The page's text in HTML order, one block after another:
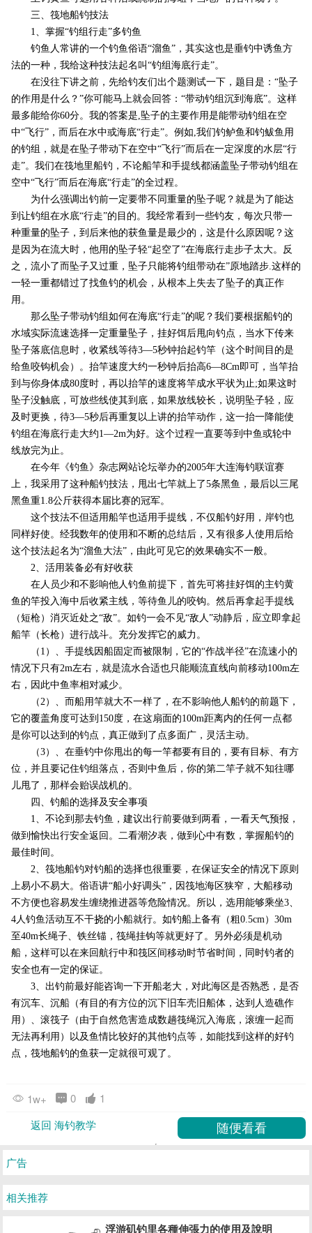
三、筏地船钓技法
1、掌握“钓组行走”多钓鱼
钓鱼人常讲的一个钓鱼俗语“溜鱼”，其实这也是垂钓中诱鱼方
法的一种，我给这种技法起名叫“钓组海底行走”。
在没往下讲之前，先给钓友们出个题测试一下，题目是：“坠子
的作用是什么？”你可能马上就会回答：“带动钓组沉到海底”。这样
最多能给你60分。我的答案是,坠子的主要作用是能带动钓组在空
中“飞行”，而后在水中或海底“行走”。例如,我们钓鲈鱼和钓鲅鱼用
的钓组，就是在坠子带动下在空中“飞行”而后在一定深度的水层“行
走”。我们在筏地里船钓，不论船竿和手提线都涵盖坠子带动钓组在
空中“飞行”而后在海底“行走”的全过程。
为什么强调出钓前一定要带不同重量的坠子呢？就是为了能达
到让钓组在水底“行走”的目的。我经常看到一些钓友，每次只带一
种重量的坠子，到后来他的获鱼量是最少的，这是什么原因呢？这
是因为在流大时，他用的坠子轻“起空了”在海底行走步子太大。反
之，流小了而坠子又过重，坠子只能将钓组带动在”原地踏步.这样的
一轻一重都错过了找鱼钓的机会，从根本上失去了坠子的真正作
用。
那么坠子带动钓组如何在海底“行走”的呢？我们要根据船钓的
水域实际流速选择一定重量坠子，挂好饵后甩向钓点，当水下传来
坠子落底信息时，收紧线等待3—5秒钟抬起钓竿（这个时间目的是
给鱼咬钩机会）。抬竿速度大约一秒钟后抬高6—8Cm即可，当竿抬
到与你身体成80度时，再以抬竿的速度将竿成水平状为止;如果这时
坠子没触底，可放些线使其到底，如果放线较长，说明坠子轻，应
及时更换，待3—5秒后再重复以上讲的抬竿动作，这一抬一降能使
钓组在海底行走大约1—2m为好。这个过程一直要等到中鱼或轮中
线放完为止。
在今年《钓鱼》杂志网站论坛举办的2005年大连海钓联谊赛
上，我采用了这种船钓技法，甩出七竿就上了5条黑鱼，最后以三尾
黑鱼重1.8公斤获得本届比赛的冠军。
这个技法不但适用船竿也适用手提线，不仅船钓好用，岸钓也
同样好使。经我数年的使用和不断的总结后，又有很多人使用后给
这个技法起名为“溜鱼大法”，由此可见它的效果确实不一般。
2、活用装备必有好收获
在人员少和不影响他人钓鱼前提下，首先可将挂好饵的主钓黄
鱼的竿投入海中后收紧主线，等待鱼儿的咬钩。然后再拿起手提线
（短枪）消灭近处之“敌”。如钓一会不见“敌人”动静后，应立即拿起
船竿（长枪）进行战斗。充分发挥它的威力。
（1）、手提线因船固定而被限制，它的“作战半径”在流速小的
情况下只有2m左右，就是流水合适也只能顺流直线向前移动100m左
右，因此中鱼率相对减少。
（2）、而船用竿就大不一样了，在不影响他人船钓的前题下，
它的覆盖角度可达到150度，在这扇面的100m距离内的任何一点都
是你可以达到的钓点，真正做到了点多面广，灵活主动。
（3）、在垂钓中你甩出的每一竿都要有目的，要有目标、有方
位，并且要记住钓组落点，否则中鱼后，你的第二竿子就不知往哪
儿甩了，那样会贻误战机的。
四、钓船的选择及安全事项
1、不论到那去钓鱼，建议出行前要做到两看，一看天气预报，
做到愉快出行安全返回。二看潮汐表，做到心中有数，掌握船钓的
最佳时间。
2、筏地船钓对钓船的选择也很重要，在保证安全的情况下原则
上易小不易大。俗语讲“船小好调头”，因筏地海区狭窄，大船移动
不方便也容易发生缠绕推进器等危险情况。所以，选用能够乘坐3、
4人钓鱼活动互不干挠的小船就行。如钓船上备有（粗0.5cm）30m
至40m长绳子、铁丝锚，筏绳挂钩等就更好了。另外必须是机动
船，这样可以在来回航行中和筏区间移动时节省时间，同时钓者的
安全也有一定的保证。
3、出钓前最好能咨询一下开船老大，对此海区是否熟悉，是否
有沉车、沉船（有目的有方位的沉下旧车壳旧船体，达到人造礁作
用）、滚筏子（由于自然危害造成数趟筏绳沉入海底，滚缠一起而
无法再利用）以及鱼情比较好的其他钓点等，如能找到这样的好钓
点，筏地船钓的鱼获一定就很可观了。
1w+ 0
1
返回 海钓教学
广告
相关推荐
浮游矶钓里各種伸張力的使用及說明